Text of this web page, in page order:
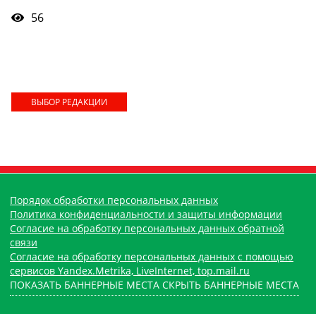
56
ВЫБОР РЕДАКЦИИ
Порядок обработки персональных данных
Политика конфиденциальности и защиты информации
Согласие на обработку персональных данных обратной
связи
Согласие на обработку персональных данных с помощью
сервисов Yandex.Metrika, LiveInternet, top.mail.ru
ПОКАЗАТЬ БАННЕРНЫЕ МЕСТА СКРЫТЬ БАННЕРНЫЕ МЕСТА